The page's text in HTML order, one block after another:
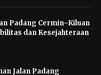
Padang Cermin–Kiluan
dan Kesejahteraan
Jalan Padang